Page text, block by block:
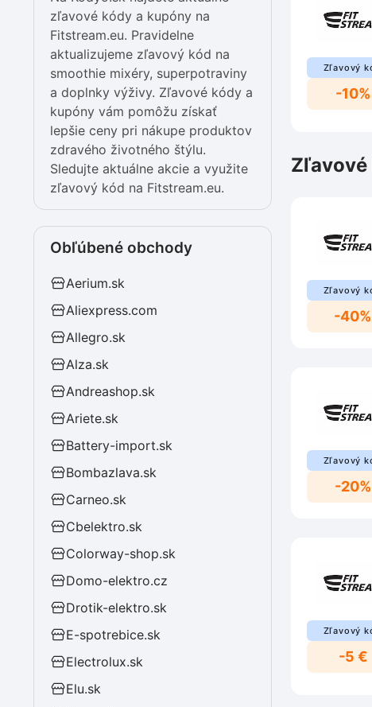
zľavové kódy a kupóny na
Fitstream.eu. Pravidelne
aktualizujeme zľavový kód na
smoothie mixéry, superpotraviny
a doplnky výživy. Zľavové kódy a
kupóny vám pomôžu získať
lepšie ceny pri nákupe produktov
zdravého životného štýlu.
Sledujte aktuálne akcie a využite
zľavový kód na Fitstream.eu.
Obľúbené obchody
Aerium.sk
Aliexpress.com
Allegro.sk
Alza.sk
Andreashop.sk
Ariete.sk
Battery-import.sk
Bombazlava.sk
Carneo.sk
Cbelektro.sk
Colorway-shop.sk
Domo-elektro.cz
Drotik-elektro.sk
E-spotrebice.sk
Electrolux.sk
Elu.sk
Zľavový
-10%
Zľavový
-40%
Zľavový
-20%
Zľavový
-5 €